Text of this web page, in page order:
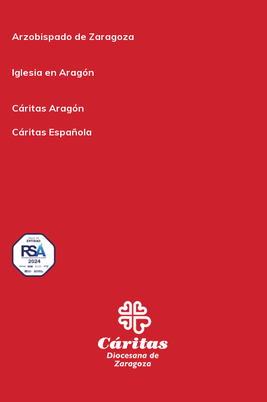
Arzobispado de Zaragoza
Iglesia en Aragón
Cáritas Aragón
Cáritas Española